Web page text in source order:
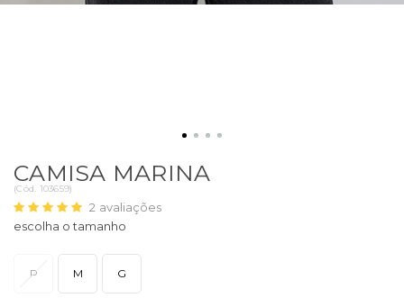
CAMISA MARINA
(Cód. 103659)
2 avaliações
P M G